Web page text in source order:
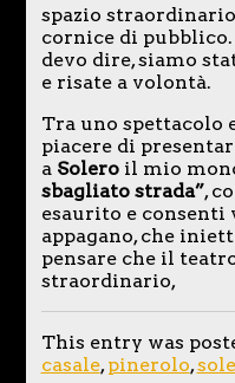
spazio
cornice di
devo dire, siamo
e risate a volontà.
Tra uno spettacolo
piacere di
a Soleroil mio
sbagliato strada”,
esaurito e consenti
appagano, che
pensare che il
straordinario,
This entry was
casale,pinerolo,